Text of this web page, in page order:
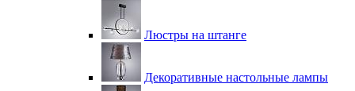
Люстры на штанге
Декоративные настольные лампы